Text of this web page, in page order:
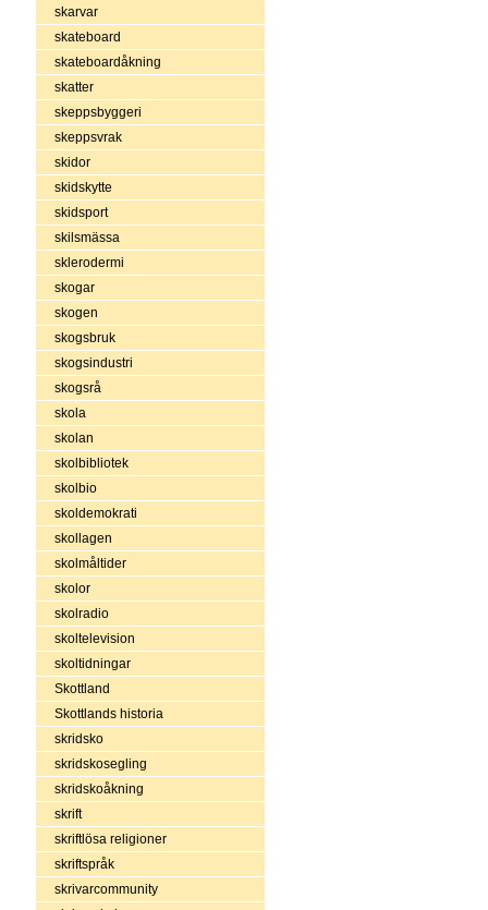
skarvar
skateboard
skateboardåkning
skatter
skeppsbyggeri
skeppsvrak
skidor
skidskytte
skidsport
skilsmässa
sklerodermi
skogar
skogen
skogsbruk
skogsindustri
skogsrå
skola
skolan
skolbibliotek
skolbio
skoldemokrati
skollagen
skolmåltider
skolor
skolradio
skoltelevision
skoltidningar
Skottland
Skottlands historia
skridsko
skridskosegling
skridskoåkning
skrift
skriftlösa religioner
skriftspråk
skrivarcommunity